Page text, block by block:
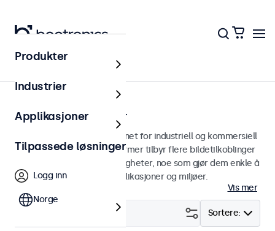
Skjermer
22 tommers skjermer
22 tommers skjermer designet for industriell og kommersiell
bruk. Våre 22 tommers skjermer tilbyr flere bildetilkoblinger
og allsidige monteringsmuligheter, noe som gjør dem enkle å
sømløst integrere i alle applikasjoner og miljøer.
Vis mer
Sortere:
Produkter
Industrier
Applikasjoner
Tilpassede løsninger
Logg inn
Norge